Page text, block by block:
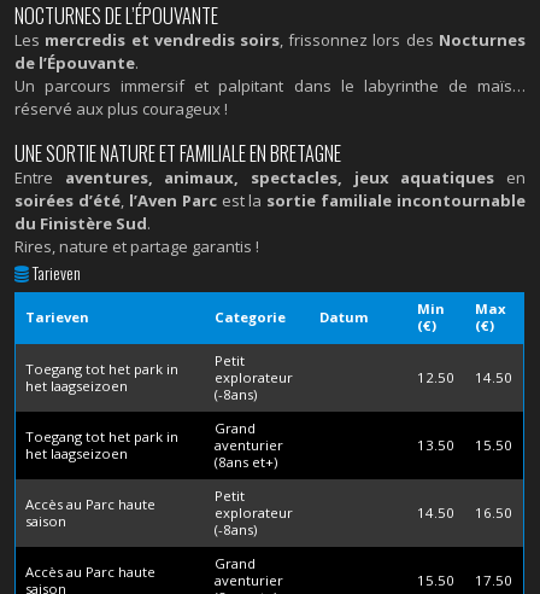
NOCTURNES DE L’ÉPOUVANTE
Les mercredis et vendredis soirs, frissonnez lors des Nocturnes
de l’Épouvante.
Un parcours immersif et palpitant dans le labyrinthe de maïs…
réservé aux plus courageux !
UNE SORTIE NATURE ET FAMILIALE EN BRETAGNE
Entre aventures, animaux, spectacles, jeux aquatiques en
soirées d’été, l’Aven Parcest la sortie familiale incontournable
du Finistère Sud.
Rires, nature et partage garantis !
Tarieven
Tarieven Categorie Datum
Min
(€)
Max
(€)
Toegang tot het park in
het laagseizoen
Petit
explorateur
(-8ans)
12.50 14.50
Toegang tot het park in
het laagseizoen
Grand
aventurier
(8ans et+)
13.50 15.50
Accès au Parc haute
saison
Petit
explorateur
(-8ans)
14.50 16.50
Accès au Parc haute
saison
Grand
aventurier
15.50 17.50